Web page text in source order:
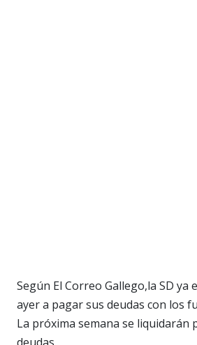
Según El Correo Gallego,la SD ya
ayer a pagar sus deudas con los
La próxima semana se liquidarán